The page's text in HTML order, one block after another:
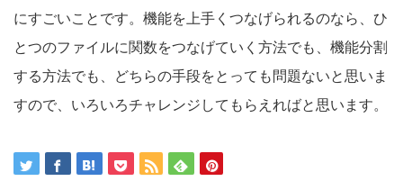
にすごいことです。機能を上手くつなげられるのなら、ひ
とつのファイルに関数をつなげていく方法でも、機能分割
する方法でも、どちらの手段をとっても問題ないと思いま
すので、いろいろチャレンジしてもらえればと思います。